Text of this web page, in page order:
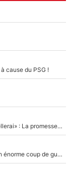
cause du PSG !
Mercato - OM - «Dès que je prends un club, je t’appellerai» : La promesse de Marcelino au moment de claquer la porte
Victime de racisme contre Murray, Kyrgios pousse un énorme coup de gueule !